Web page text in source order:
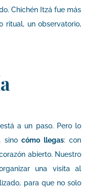
Chichén Itzá fue más
ritual, un observatorio,
a un paso. Pero lo
sinocómo llegas: con
abierto. Nuestro
una visita al
para que no solo